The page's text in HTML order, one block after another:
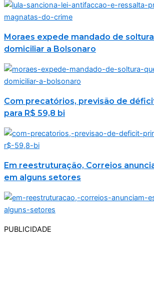
Moraes expede mandado de
domiciliar a Bolsonaro
Com precatórios, previsão de
para R$ 59,8 bi
Em reestruturação, Correios
em alguns setores
PUBLICIDADE